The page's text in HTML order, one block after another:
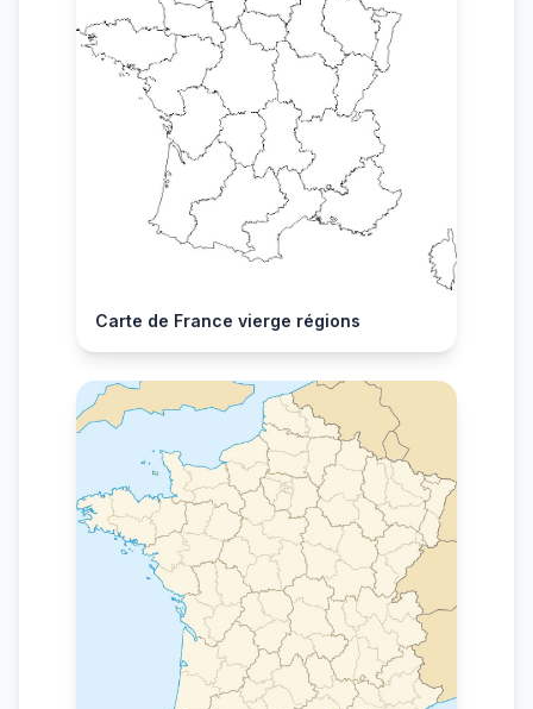
Carte de France vierge régions